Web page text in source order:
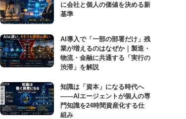
に会社と個人の価値を決める新
基準
AI導入で「一部の部署だけ」残
業が増えるのはなぜか｜製造・
物流・金融に共通する「実行の
渋滞」を解説
知識は「資本」になる時代へ
——AIエージェントが個人の専
門知識を24時間資産化する仕
組み